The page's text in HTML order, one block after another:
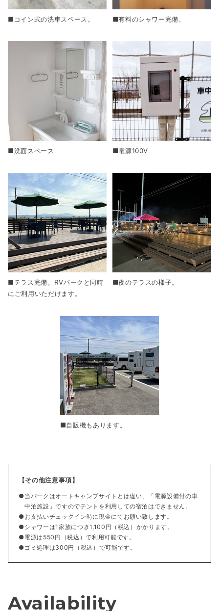
■コイン式の洗車スペース。 ■有料のシャワー完備。
■洗面スペース ■電源100V
■テラス完備。RVパークと同時
にご利用いただけます。
■夜のテラスの様子。
■自販機もあります。
【その他注意事項】
当パークはオートキャンプサイトとは違い、「電源設備付の車
中泊施設」ですのでテントを利用しての宿泊はできません。
お支払いチェックイン時に現金にてお願い致します。
シャワーは1家族につき1,100円（税込）かかります。
電源は550円（税込）で利用可能です。
ゴミ処理は300円（税込）で可能です。
Availability